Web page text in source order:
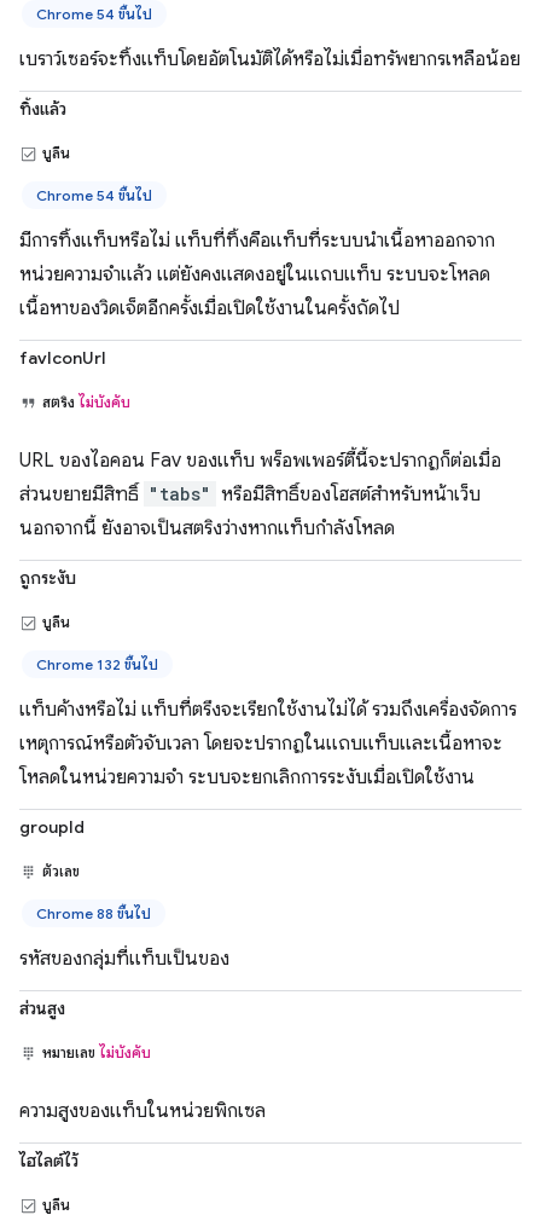
Chrome 54 ขึ้นไป
เบราว์เซอร์จะทิ้งแท็บโดยอัตโนมัติได้หรือไม่เมื่อทรัพยากรเหลือน้อย
ทิ้งแล้ว
บูลีน
Chrome 54 ขึ้นไป
มีการทิ้งแท็บหรือไม่ แท็บที่ทิ้งคือแท็บที่ระบบนำเนื้อหาออกจาก
หน่วยความจำแล้ว แต่ยังคงแสดงอยู่ในแถบแท็บ ระบบจะโหลด
เนื้อหาของวิดเจ็ตอีกครั้งเมื่อเปิดใช้งานในครั้งถัดไป
favIconUrl
สตริง ไม่บังคับ
URL ของไอคอน Fav ของแท็บ พร็อพเพอร์ตี้นี้จะปรากฏก็ต่อเมื่อ
ส่วนขยายมีสิทธิ์ "tabs" หรือมีสิทธิ์ของโฮสต์สำหรับหน้าเว็บ
นอกจากนี้ ยังอาจเป็นสตริงว่างหากแท็บกำลังโหลด
ถูกระงับ
บูลีน
Chrome 132 ขึ้นไป
แท็บค้างหรือไม่ แท็บที่ตรึงจะเรียกใช้งานไม่ได้ รวมถึงเครื่องจัดการ
เหตุการณ์หรือตัวจับเวลา โดยจะปรากฏในแถบแท็บและเนื้อหาจะ
โหลดในหน่วยความจำ ระบบจะยกเลิกการระงับเมื่อเปิดใช้งาน
groupId
ตัวเลข
Chrome 88 ขึ้นไป
รหัสของกลุ่มที่แท็บเป็นของ
ส่วนสูง
หมายเลข ไม่บังคับ
ความสูงของแท็บในหน่วยพิกเซล
ไฮไลต์ไว้
บูลีน